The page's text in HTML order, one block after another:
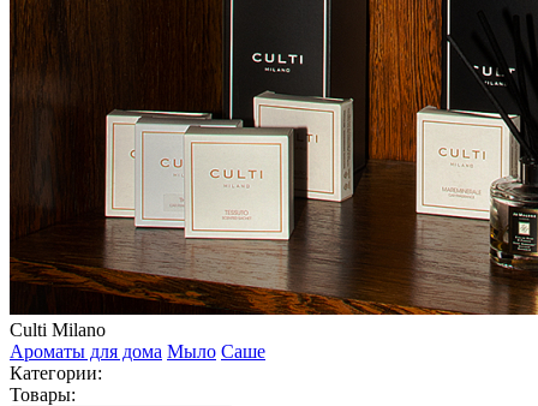
Culti Milano
Ароматы для дома Мыло Саше
Категории:
Товары: